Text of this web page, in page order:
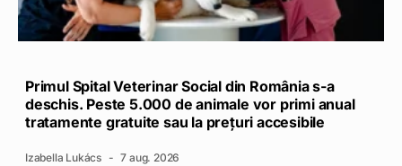
Primul Spital Veterinar Social din România s-a
deschis. Peste 5.000 de animale vor primi anual
tratamente gratuite sau la prețuri accesibile
Izabella Lukács 7 aug. 2026